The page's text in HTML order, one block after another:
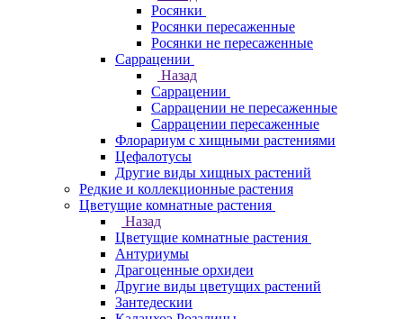
Росянки
Росянки пересаженные
Росянки не пересаженные
Саррацении
Назад
Саррацении
Саррацении не пересаженные
Саррацении пересаженные
Флорариум с хищными растениями
Цефалотусы
Другие виды хищных растений
Редкие и коллекционные растения
Цветущие комнатные растения
Назад
Цветущие комнатные растения
Антуриумы
Драгоценные орхидеи
Другие виды цветущих растений
Зантедескии